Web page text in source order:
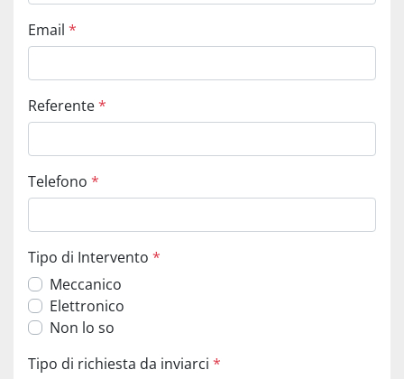
Email *
Referente*
Telefono *
Tipo di Intervento *
Meccanico
Elettronico
Non lo so
Tipo di richiesta da inviarci *